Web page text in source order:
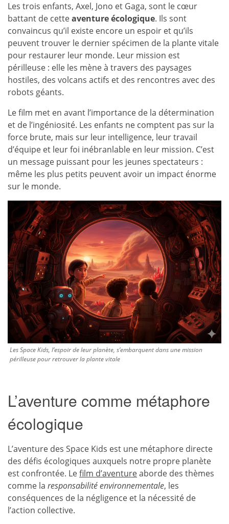
Les trois enfants, Axel, Jono et Gaga, sont le cœur
battant de cetteaventure écologique. Ils sont
convaincus qu’il existe encore un espoir et qu’ils
peuvent trouver le dernier spécimen de la plante vitale
pour restaurer leur monde. Leur mission est
périlleuse : elle les mène à travers des paysages
hostiles, des volcans actifs et des rencontres avec des
robots géants.
Le film met en avant l’importance de la détermination
et de l’ingéniosité. Les enfants ne comptent pas sur la
force brute, mais sur leur intelligence, leur travail
d’équipe et leur foi inébranlable en leur mission. C’est
un message puissant pour les jeunes spectateurs :
même les plus petits peuvent avoir un impact énorme
sur le monde.
Les Space Kids, l’espoir de leur planète, s’embarquent dans une mission
périlleuse pour retrouver la plante vitale
L’aventure comme métaphore
écologique
L’aventure des Space Kids est une métaphore directe
des défis écologiques auxquels notre propre planète
est confrontée. Lefilm d’aventureaborde des thèmes
comme la responsabilité environnementale, les
conséquences de la négligence et la nécessité de
l’action collective.